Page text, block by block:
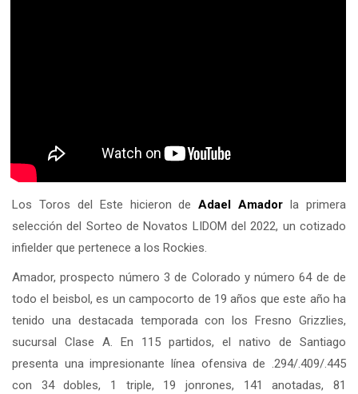
Los Toros del Este hicieron deAdael Amador la primera
selección del Sorteo de Novatos LIDOM del 2022, un cotizado
infielder que pertenece a los Rockies.
Amador, prospecto número 3 de Colorado y número 64 de de
todo el beisbol, es un campocorto de 19 años que este año ha
tenido una destacada temporada con los Fresno Grizzlies,
sucursal Clase A. En 115 partidos, el nativo de Santiago
presenta una impresionante línea ofensiva de .294/.409/.445
con 34 dobles, 1 triple, 19 jonrones, 141 anotadas, 81